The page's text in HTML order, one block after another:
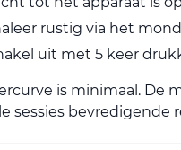
rustig via het
uit met 5 keer
is minimaal. De
sessies bevredigende